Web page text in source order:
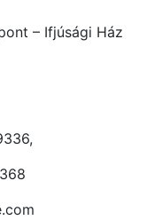
– Ifjúsági Ház